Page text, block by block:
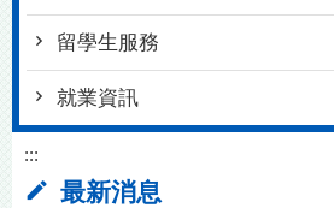
留學生服務
就業資訊
:::
最新消息